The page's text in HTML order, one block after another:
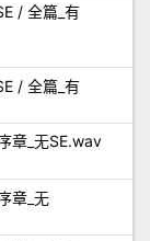
/ 全篇_有
/ 全篇_有
章_无SE.wav
章_无